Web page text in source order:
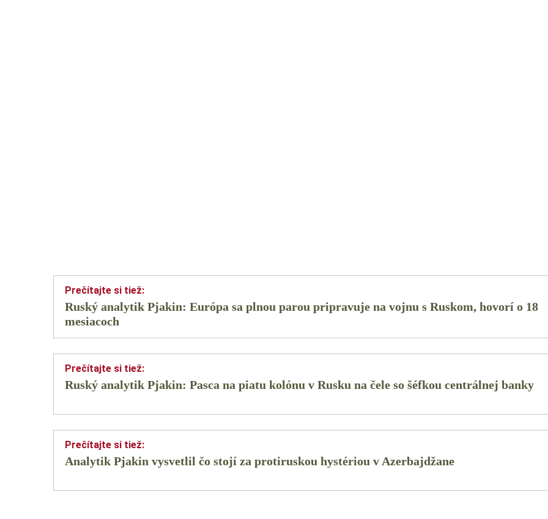
Ruský analytik Pjakin: Európa sa plnou parou pripravuje na vojnu s Ruskom, hovorí o 18
mesiacoch
Ruský analytik Pjakin: Pasca na piatu kolónu v Rusku na čele so šéfkou centrálnej banky
Analytik Pjakin vysvetlil čo stojí za protiruskou hystériou v Azerbajdžane